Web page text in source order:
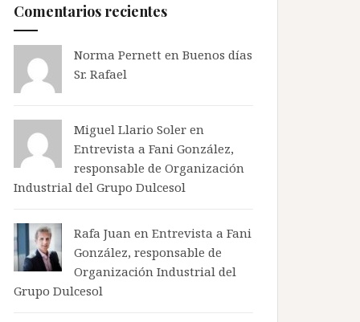
Comentarios recientes
Norma Pernett en Buenos días
Sr. Rafael
Miguel Llario Soler en
Entrevista a Fani González,
responsable de Organización
Industrial del Grupo Dulcesol
Rafa Juan en Entrevista a Fani
González, responsable de
Organización Industrial del
Grupo Dulcesol